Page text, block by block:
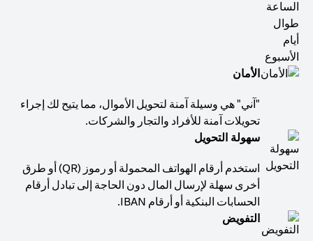
الأمان
"آني" هي وسيلة آمنة لتحويل الأموال، مما يتيح لك إجراء
تحويلات آمنة للأفراد والتجار والشركات.
سهولة التحويل
استخدم أرقام الهواتف المحمولة أو رموز (QR) أو طرق
أخرى سهلة لإرسال المال دون الحاجة إلى تبادل أرقام
الحسابات البنكية أو أرقام IBAN.
التفويض